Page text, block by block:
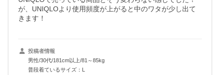
が、UNIQLOより使用頻度が上がると中のワタが少し出て
きます！
投稿者情報
男性/30代/181cm以上/81～85kg
普段着ているサイズ：L